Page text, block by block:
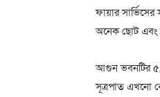
ফায়ার
অনেক ছোট এবং
আগুন ভবনটির ৫,
সূত্রপাত এখনো